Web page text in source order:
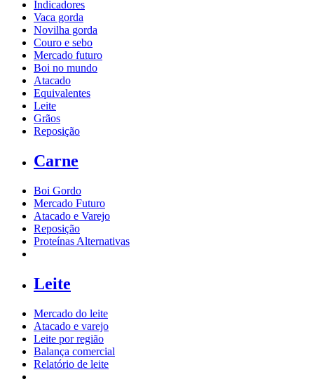
Indicadores
Vaca gorda
Novilha gorda
Couro e sebo
Mercado futuro
Boi no mundo
Atacado
Equivalentes
Leite
Grãos
Reposição
Carne
Boi Gordo
Mercado Futuro
Atacado e Varejo
Reposição
Proteínas Alternativas
Leite
Mercado do leite
Atacado e varejo
Leite por região
Balança comercial
Relatório de leite